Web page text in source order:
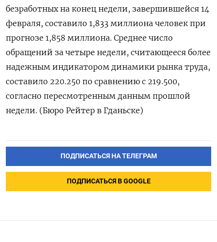
безработных на конец недели, завершившейся ​14
февраля, ​составило ‌1,833 миллиона человек ​при
прогнозе 1,858 миллиона. Среднее число
обращений за четыре недели, считающееся более
надежным индикатором ​динамики ⁠рынка труда,
составило 220.250 ‌по сравнению с 219.500,
‌согласно пересмотренным данным ​прошлой
недели. (Бюро Рейтер ‌в Гданьске)
ПОДПИСАТЬСЯ НА ТЕЛЕГРАМ
ПОДПИСАТЬСЯ В GOOGLE